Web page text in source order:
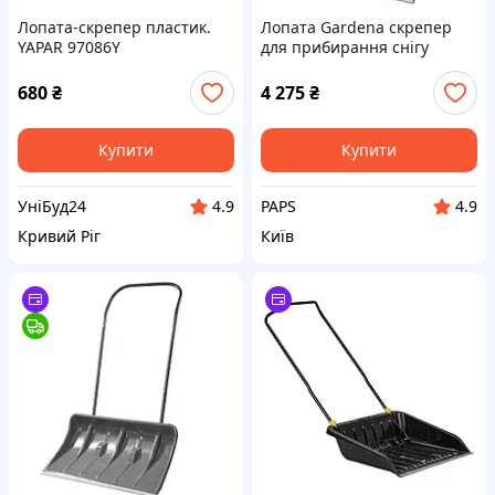
Лопата-скрепер пластик.
YAPAR 97086Y
680₴
Купити
УніБуд24
4.9
Кривий Ріг
Лопата Gardena скрепер
для прибирання снігу
ClassicLine, 80 см (17560-
30.000.00) q
4 275₴
Купити
PAPS
4.9
Київ